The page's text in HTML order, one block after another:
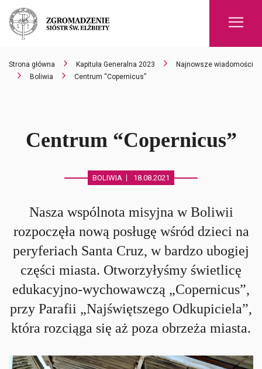
Strona główna Kapituła Generalna 2023
Najnowsze wiadomości
Boliwia
Centrum “Copernicus”
Centrum “Copernicus”
BOLIWIA 18.08.2021
Nasza wspólnota misyjna w Boliwii
rozpoczęła nową posługę wśród dzieci na
peryferiach Santa Cruz, w bardzo ubogiej
części miasta. Otworzyłyśmy świetlicę
edukacyjno-wychowawczą „Copernicus”,
przy Parafii „Najświętszego Odkupiciela”,
która rozciąga się aż poza obrzeża miasta.